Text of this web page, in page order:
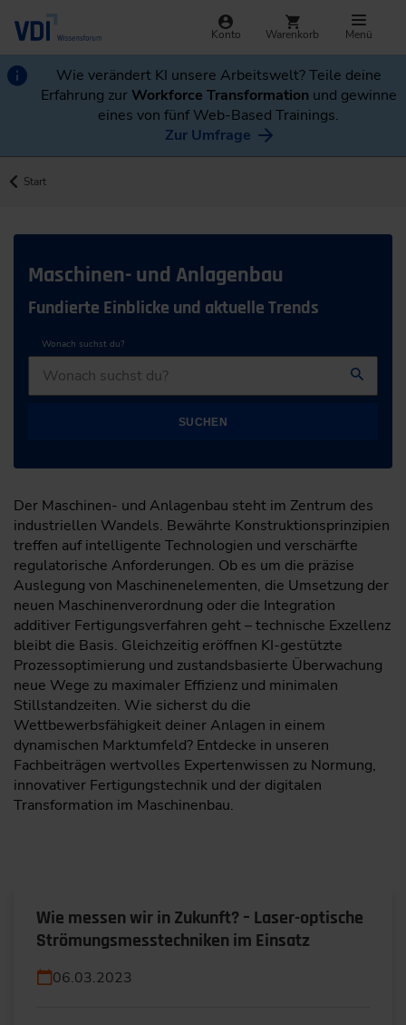
Konto Warenkorb Menü
Wie verändert KI unsere Arbeitswelt? Teile deine
Erfahrung zurWorkforce Transformation und gewinne
eines von fünf Web-Based Trainings.
Zur Umfrage
Start
Maschinen- und Anlagenbau
Fundierte Einblicke und aktuelle Trends
Wonach suchst du?
SUCHEN
Der Maschinen- und Anlagenbau steht im Zentrum des
industriellen Wandels. Bewährte Konstruktionsprinzipien
treffen auf intelligente Technologien und verschärfte
regulatorische Anforderungen. Ob es um die präzise
Auslegung von Maschinenelementen, die Umsetzung der
neuen Maschinenverordnung oder die Integration
additiver Fertigungsverfahren geht – technische Exzellenz
bleibt die Basis. Gleichzeitig eröffnen KI-gestützte
Prozessoptimierung und zustandsbasierte Überwachung
neue Wege zu maximaler Effizienz und minimalen
Stillstandzeiten. Wie sicherst du die
Wettbewerbsfähigkeit deiner Anlagen in einem
dynamischen Marktumfeld? Entdecke in unseren
Fachbeiträgen wertvolles Expertenwissen zu Normung,
innovativer Fertigungstechnik und der digitalen
Transformation im Maschinenbau.
Wie messen wir in Zukunft? – Laser-optische
Strömungsmesstechniken im Einsatz
06.03.2023